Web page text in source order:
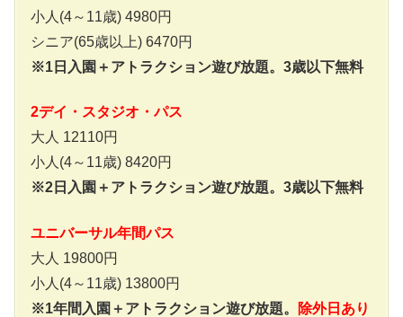
小人(4～11歳) 4980円
シニア(65歳以上) 6470円
※1日入園＋アトラクション遊び放題。3歳以下無料
2デイ・スタジオ・パス
大人 12110円
小人(4～11歳) 8420円
※2日入園＋アトラクション遊び放題。3歳以下無料
ユニバーサル年間パス
大人 19800円
小人(4～11歳) 13800円
※1年間入園＋アトラクション遊び放題。
除外日あり